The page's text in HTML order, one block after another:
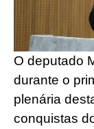
O deputado
durante o
plenária
conquistas